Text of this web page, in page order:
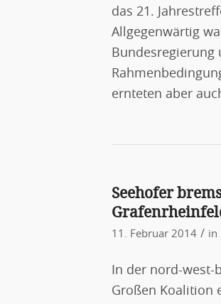
das 21.
Allgegenwärtig
Bundesregierung
ernteten aber
Seehofer
11. Februar 2014 / in
In der nord-west-
Großen Koalition